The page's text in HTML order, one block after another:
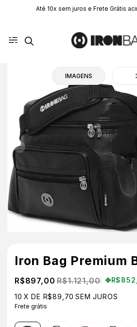
Até 10x sem juros e Frete Grátis
IMAGENS
Iron Bag Premium
R$897,00 R$1.121,00
10 X DE R$89,70 SEM JUROS
Frete grátis